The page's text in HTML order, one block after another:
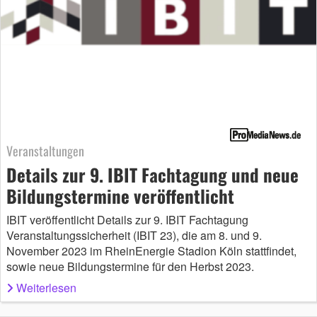
Veranstaltungen
Details zur 9. IBIT Fachtagung und neue
Bildungstermine veröffentlicht
IBIT veröffentlicht Details zur 9. IBIT Fachtagung
Veranstaltungssicherheit (IBIT 23), die am 8. und 9.
November 2023 im RheinEnergie Stadion Köln stattfindet,
sowie neue Bildungstermine für den Herbst 2023.
Weiterlesen